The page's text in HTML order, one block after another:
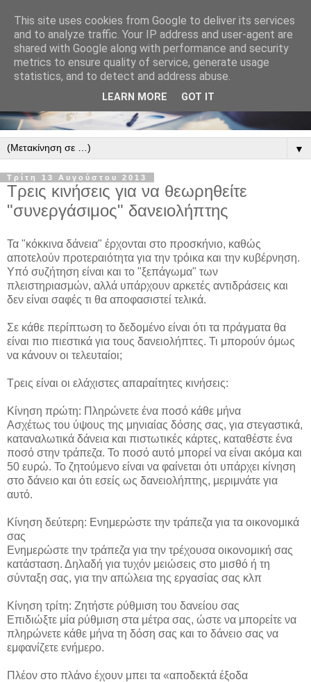
▼
Τρίτη 13 Αυγούστου 2013
Τρεις κινήσεις για να θεωρηθείτε
"συνεργάσιμος" δανειολήπτης
Τα "κόκκινα δάνεια" έρχονται στο προσκήνιο, καθώς
αποτελούν προτεραιότητα για την τρόικα και την κυβέρνηση.
Υπό συζήτηση είναι και το "ξεπάγωμα" των
πλειστηριασμών, αλλά υπάρχουν αρκετές αντιδράσεις και
δεν είναι σαφές τι θα αποφασιστεί τελικά.
Σε κάθε περίπτωση το δεδομένο είναι ότι τα πράγματα θα
είναι πιο πιεστικά για τους δανειολήπτες. Τι μπορούν όμως
να κάνουν οι τελευταίοι;
Τρεις είναι οι ελάχιστες απαραίτητες κινήσεις:
Κίνηση πρώτη: Πληρώνετε ένα ποσό κάθε μήνα
Ασχέτως του ύψους της μηνιαίας δόσης σας, για στεγαστικά,
καταναλωτικά δάνεια και πιστωτικές κάρτες, καταθέστε ένα
ποσό στην τράπεζα. Το ποσό αυτό μπορεί να είναι ακόμα και
50 ευρώ. Το ζητούμενο είναι να φαίνεται ότι υπάρχει κίνηση
στο δάνειο και ότι εσείς ως δανειολήπτης, μεριμνάτε για
αυτό.
Κίνηση δεύτερη: Ενημερώστε την τράπεζα για τα οικονομικά
σας
Ενημερώστε την τράπεζα για την τρέχουσα οικονομική σας
κατάσταση. Δηλαδή για τυχόν μειώσεις στο μισθό ή τη
σύνταξη σας, για την απώλεια της εργασίας σας κλπ
Κίνηση τρίτη: Ζητήστε ρύθμιση του δανείου σας
Επιδιώξτε μία ρύθμιση στα μέτρα σας, ώστε να μπορείτε να
πληρώνετε κάθε μήνα τη δόση σας και το δάνειο σας να
εμφανίζετε ενήμερο.
Πλέον στο πλάνο έχουν μπει τα «αποδεκτά έξοδα
This site uses cookies from Google to deliver its services
and to analyze traffic. Your IP address and user-agent are
shared with Google along with performance and security
metrics to ensure quality of service, generate usage
statistics, and to detect and address abuse.
LEARN MORE GOT IT